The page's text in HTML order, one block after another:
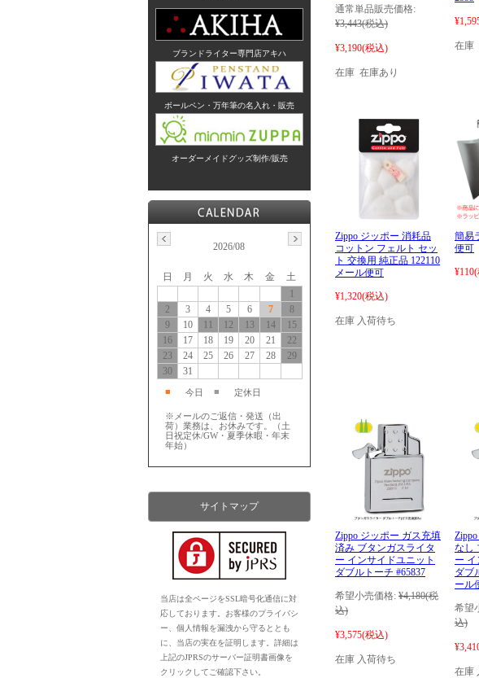
通常単品販売価格:
¥3,443(税込)
¥3,190(税込)
在庫 在庫あり
在庫
Zippo ジッポー 消耗品
コットン フェルト セッ
ト 交換用 純正品 122110
メール便可
¥1,320(税込)
在庫 入荷待ち
簡易
便可
¥110(
Zippo ジッポー ガス充填
済み ブタンガスライタ
ー インサイドユニット
ダブルトーチ #65837
希望小売価格: ¥4,180(税
込)
¥3,575(税込)
在庫 入荷待ち
なし
ー イ
ダブ
ール
希望
込)
在庫
ブランドライター専門店アキハ
ボールペン・万年筆の名入れ・販売
オーダーメイドグッズ制作/販売
2026/08
日 月 火 水 木 金
土
1
2
3 4 5 6 7
8
9
10 11 12 13 14
15
16
17 18 19 20 21
22
23
24 25 26 27 28
29
30
31
■ 今日 ■ 定休日
※メールのご返信・発送（出
荷）業務は、お休みです。（土
日祝定休/GW・夏季休暇・年末
年始）
サイトマップ
当店は全ページをSSL暗号化通信に対
応しております。お客様のプライバシ
ー、個人情報を漏洩から守るととも
に、当店の実在を証明します。詳細は
上記のJPRSのサーバー証明書画像を
クリックしてご確認下さい。